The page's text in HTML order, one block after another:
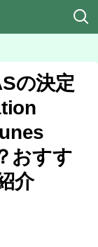
の決定
おすす
介